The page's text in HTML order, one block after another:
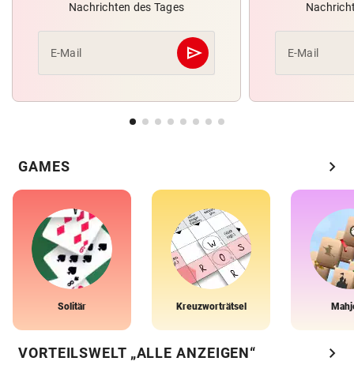
Nachrichten des Tages
E-Mail send
Abschicken E-Mail
GAMES chevron_right
Solitär Kreuzworträtsel
VORTEILSWELT „ALLE ANZEIGEN“ chevron_right